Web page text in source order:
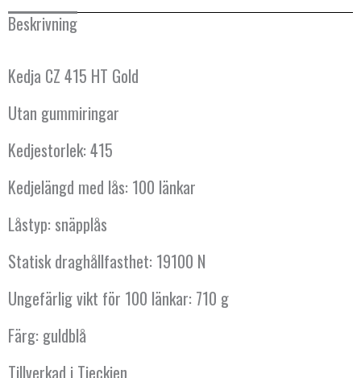
100
länkar
Beskrivning
Kedja CZ 415 HT Gold
Utan gummiringar
Kedjestorlek: 415
Kedjelängd med lås: 100 länkar
Låstyp: snäpplås
Statisk draghållfasthet: 19100 N
Ungefärlig vikt för 100 länkar: 710 g
Färg: guldblå
Tillverkad i Tjeckien